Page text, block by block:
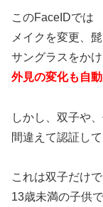
このFaceIDでは
メイクを変更、髭
サングラスをか
外見の変化も自
しかし、双子や
間違えて認証し
これは双子だけで
13歳未満の子供